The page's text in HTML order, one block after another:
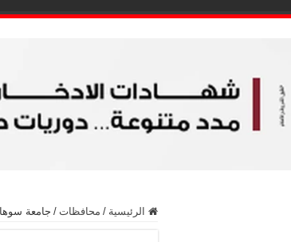
الرئيسية / محافظات / جامعة